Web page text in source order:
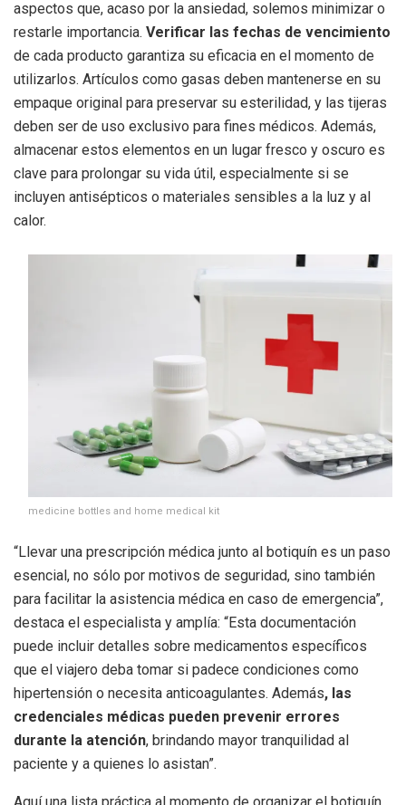
aspectos que, acaso por la ansiedad, solemos minimizar o
restarle importancia. Verificar las fechas de vencimiento
de cada producto garantiza su eficacia en el momento de
utilizarlos. Artículos como gasas deben mantenerse en su
empaque original para preservar su esterilidad, y las tijeras
deben ser de uso exclusivo para fines médicos. Además,
almacenar estos elementos en un lugar fresco y oscuro es
clave para prolongar su vida útil, especialmente si se
incluyen antisépticos o materiales sensibles a la luz y al
calor.
medicine bottles and home medical kit
“Llevar una prescripción médica junto al botiquín es un paso
esencial, no sólo por motivos de seguridad, sino también
para facilitar la asistencia médica en caso de emergencia”,
destaca el especialista y amplía: “Esta documentación
puede incluir detalles sobre medicamentos específicos
que el viajero deba tomar si padece condiciones como
hipertensión o necesita anticoagulantes. Además, las
credenciales médicas pueden prevenir errores
durante la atención, brindando mayor tranquilidad al
paciente y a quienes lo asistan”.